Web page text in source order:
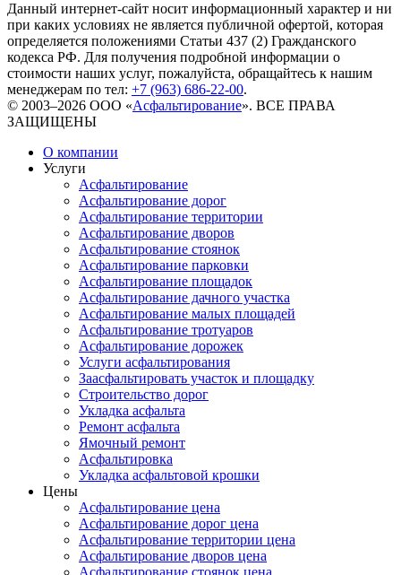
Данный интернет-сайт носит информационный характер и ни
при каких условиях не является публичной офертой, которая
определяется положениями Статьи 437 (2) Гражданского
кодекса РФ. Для получения подробной информации о
стоимости наших услуг, пожалуйста, обращайтесь к нашим
менеджерам по тел: +7 (963) 686-22-00.
© 2003–2026 ООО «Асфальтирование». ВСЕ ПРАВА
ЗАЩИЩЕНЫ
О компании
Услуги
Асфальтирование
Асфальтирование дорог
Асфальтирование территории
Асфальтирование дворов
Асфальтирование стоянок
Асфальтирование парковки
Асфальтирование площадок
Асфальтирование дачного участка
Асфальтирование малых площадей
Асфальтирование тротуаров
Асфальтирование дорожек
Услуги асфальтирования
Заасфальтировать участок и площадку
Строительство дорог
Укладка асфальта
Ремонт асфальта
Ямочный ремонт
Асфальтировка
Укладка асфальтовой крошки
Цены
Асфальтирование цена
Асфальтирование дорог цена
Асфальтирование территории цена
Асфальтирование дворов цена
Асфальтирование стоянок цена